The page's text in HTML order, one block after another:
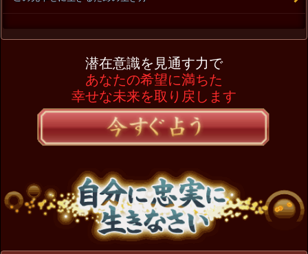
潜在意識を見通す力で
あなたの希望に満ちた
幸せな未来を取り戻します